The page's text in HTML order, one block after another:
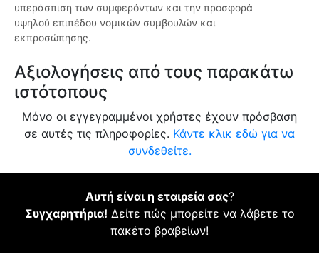
υπεράσπιση των συμφερόντων και την προσφορά
υψηλού επιπέδου νομικών συμβουλών και
εκπροσώπησης.
Αξιολογήσεις από τους παρακάτω
ιστότοπους
Μόνο οι εγγεγραμμένοι χρήστες έχουν πρόσβαση
σε αυτές τις πληροφορίες. Κάντε κλικ εδώ για να
συνδεθείτε.
Αυτή είναι η εταιρεία σας?
Συγχαρητήρια! Δείτε πώς μπορείτε να λάβετε το
πακέτο βραβείων!